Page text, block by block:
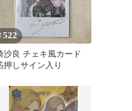
522
沙良 チェキ風カード
押しサイン入り